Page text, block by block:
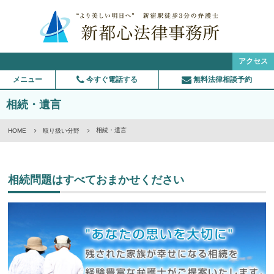
アクセス
メニュー 今すぐ電話する 無料法律相談予約
相続・遺言
HOME 取り扱い分野 相続・遺言
相続問題はすべておまかせください